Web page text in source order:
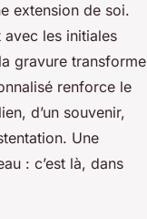
extension de soi.
les initiales
gravure transforme
renforce le
d’un souvenir,
Une
: c’est là, dans